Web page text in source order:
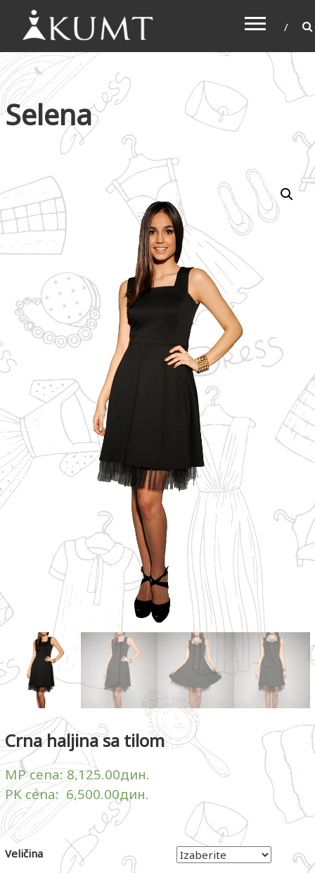
KUMT
Haljine online
Selena
Crna haljina sa tilom
MP cena:8,125.00дин.
PK cena:6,500.00дин.
Veličina